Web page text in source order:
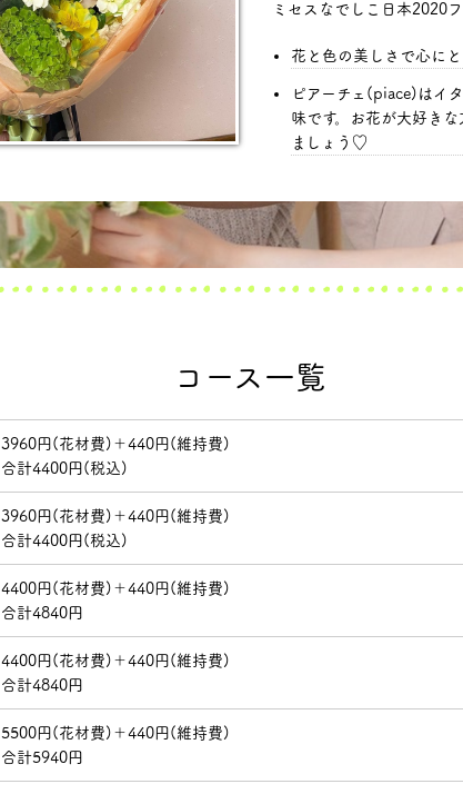
ミセスなでしこ日本2020
花と色の美しさで心に
ピアーチェ(piace)はイ
味です。お花が大好き
ましょう♡
コース一覧
3960円(花材費)＋440円(維持費)
合計4400円(税込)
3960円(花材費)＋440円(維持費)
合計4400円(税込)
4400円(花材費)＋440円(維持費)
合計4840円
4400円(花材費)＋440円(維持費)
合計4840円
5500円(花材費)＋440円(維持費)
合計5940円